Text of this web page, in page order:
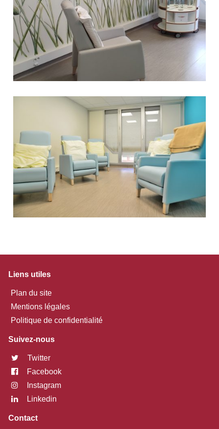
Liens utiles
Plan du site
Mentions légales
Politique de confidentialité
Suivez-nous
Twitter
Facebook
Instagram
Linkedin
Contact